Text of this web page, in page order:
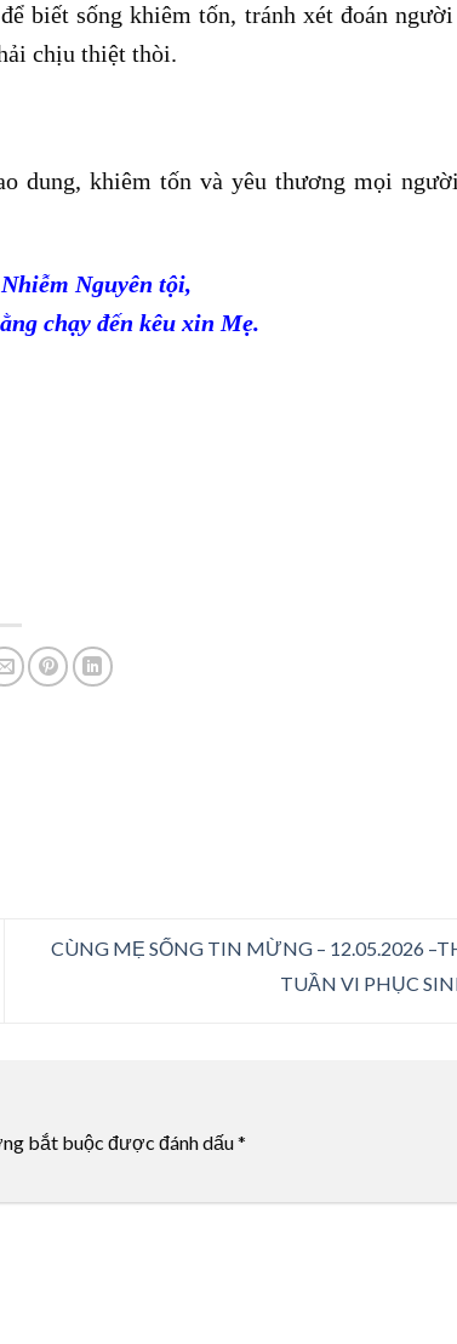
biết sống khiêm tốn, tránh xét đoán người
chịu thiệt thòi.
dung, khiêm tốn và yêu thương mọi
Nguyên tội,
chạy đến kêu xin Mẹ.
CÙNG MẸ SỐNG TIN MỪNG – 12.05.2026
TUẦN VI PHỤC
bắt buộc được đánh dấu*